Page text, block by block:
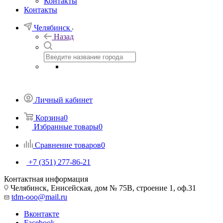
Контакты
Челябинск
Назад
Личный кабинет
Корзина0
Избранные товары0
Сравнение товаров0
+7 (351) 277-86-21
Контактная информация
Челябинск, Енисейская, дом № 75В, строение 1, оф.31
tdm-ooo@mail.ru
Вконтакте